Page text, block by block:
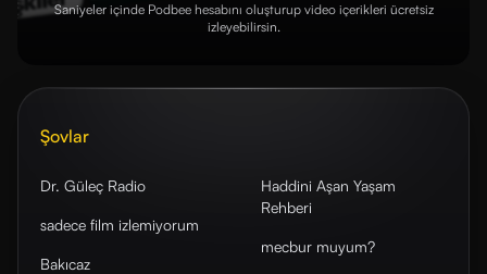
Saniyeler içinde Podbee hesabını oluşturup video içerikleri ücretsiz
izleyebilirsin.
Şovlar
Dr. Güleç Radio
sadece film izlemiyorum
Bakıcaz
Haddini Aşan Yaşam
Rehberi
mecbur muyum?